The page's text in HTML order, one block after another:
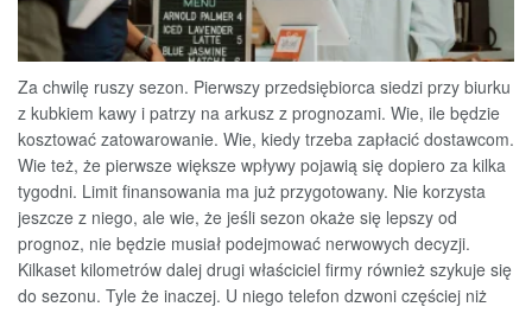
Za chwilę ruszy sezon. Pierwszy przedsiębiorca siedzi przy biurku
z kubkiem kawy i patrzy na arkusz z prognozami. Wie, ile będzie
kosztować zatowarowanie. Wie, kiedy trzeba zapłacić dostawcom.
Wie też, że pierwsze większe wpływy pojawią się dopiero za kilka
tygodni. Limit finansowania ma już przygotowany. Nie korzysta
jeszcze z niego, ale wie, że jeśli sezon okaże się lepszy od
prognoz, nie będzie musiał podejmować nerwowych decyzji.
Kilkaset kilometrów dalej drugi właściciel firmy również szykuje się
do sezonu. Tyle że inaczej. U niego telefon dzwoni częściej niż